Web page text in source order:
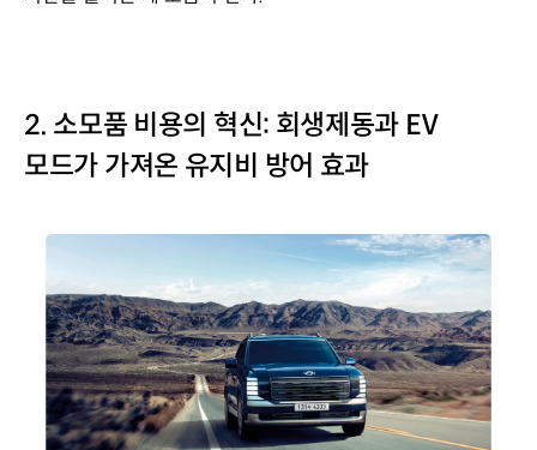
2. 소모품 비용의 혁신: 회생제동과 EV
모드가 가져온 유지비 방어 효과